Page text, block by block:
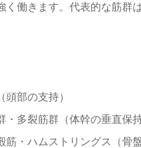
く働きます。代表的な筋群
頭部の支持）
・多裂筋群（体幹の垂直保持
筋・ハムストリングス（骨